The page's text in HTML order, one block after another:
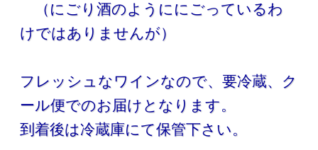
（にごり酒のようににごっているわ
けではありませんが）
フレッシュなワインなので、要冷蔵、ク
ール便でのお届けとなります。
到着後は冷蔵庫にて保管下さい。